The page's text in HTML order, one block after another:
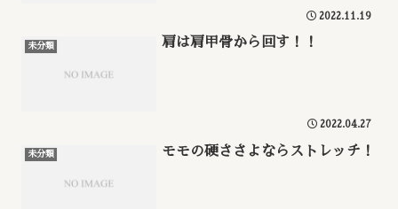
2022.11.19
未分類 肩は肩甲骨から回す！！
2022.04.27
未分類 モモの硬ささよならストレッチ！